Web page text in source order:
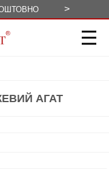
>
АГАТ